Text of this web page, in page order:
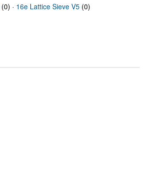
(0) · 16e Lattice Sieve V5 (0)